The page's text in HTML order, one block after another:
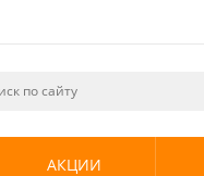
и
использования.
.
АКЦИИ